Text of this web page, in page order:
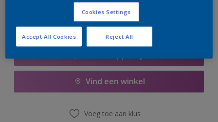
Vind een winkel
Voeg toe aan klus
Cookies Settings
Reject All
Accept All Cookies